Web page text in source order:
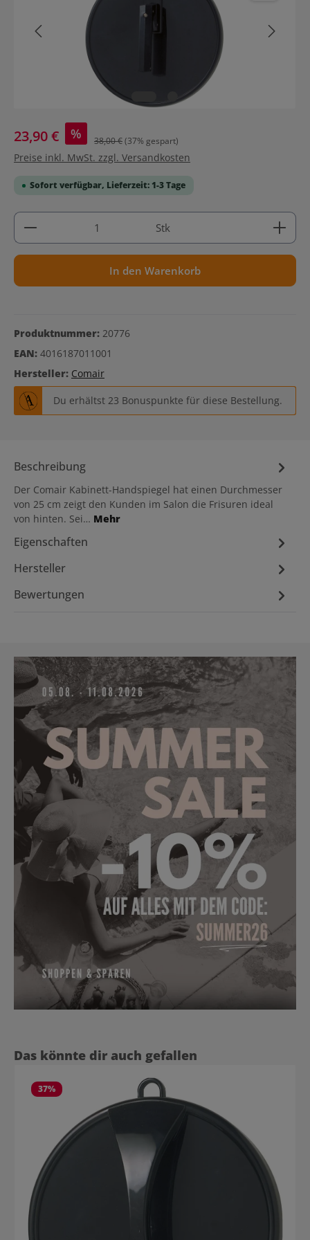
23,90 € % 38,00 €(37% gespart)
Preise inkl. MwSt. zzgl. Versandkosten
Sofort verfügbar, Lieferzeit: 1-3 Tage
Produkt Anzahl: Gib den gewünschten Wert ein
Stk
In den Warenkorb
Produktnummer: 20776
EAN: 4016187011001
Hersteller: Comair
Du erhältst 23 Bonuspunkte für diese Bestellung.
Beschreibung
Der Comair Kabinett-Handspiegel hat einen Durchmesser
von 25 cm zeigt den Kunden im Salon die Frisuren ideal
von hinten. Sei… Mehr
Eigenschaften
Hersteller
Bewertungen
Produktgalerie überspringen
Das könnte dir auch gefallen
37%